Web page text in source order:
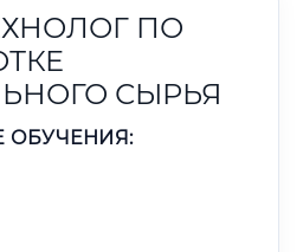
ПО
СЫРЬЯ
ОБУЧЕНИЯ: